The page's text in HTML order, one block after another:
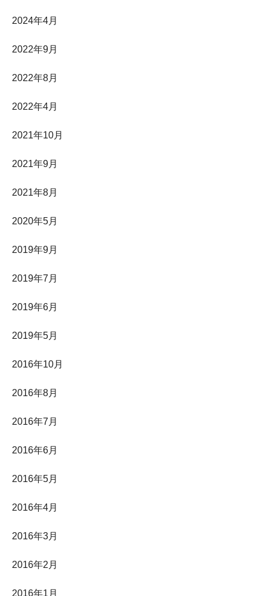
2024年4月
2022年9月
2022年8月
2022年4月
2021年10月
2021年9月
2021年8月
2020年5月
2019年9月
2019年7月
2019年6月
2019年5月
2016年10月
2016年8月
2016年7月
2016年6月
2016年5月
2016年4月
2016年3月
2016年2月
2016年1月